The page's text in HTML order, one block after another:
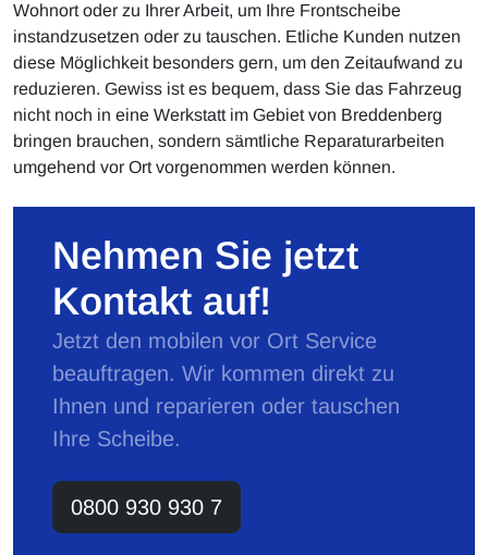
Wohnort oder zu Ihrer Arbeit, um Ihre Frontscheibe
instandzusetzen oder zu tauschen. Etliche Kunden nutzen
diese Möglichkeit besonders gern, um den Zeitaufwand zu
reduzieren. Gewiss ist es bequem, dass Sie das Fahrzeug
nicht noch in eine Werkstatt im Gebiet von Breddenberg
bringen brauchen, sondern sämtliche Reparaturarbeiten
umgehend vor Ort vorgenommen werden können.
Nehmen Sie jetzt
Kontakt auf!
Jetzt den mobilen vor Ort Service
beauftragen. Wir kommen direkt zu
Ihnen und reparieren oder tauschen
Ihre Scheibe.
0800 930 930 7